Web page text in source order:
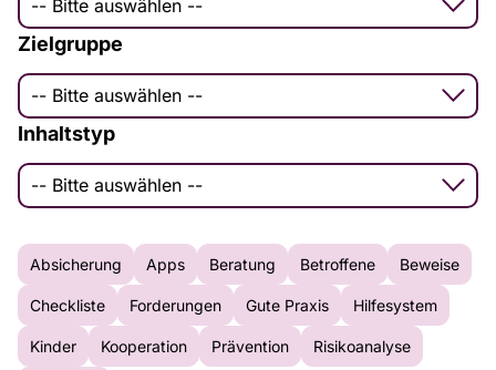
-- Bitte auswählen --
Zielgruppe
-- Bitte auswählen --
Inhaltstyp
-- Bitte auswählen --
Absicherung Apps Beratung Betroffene Beweise
Checkliste Forderungen Gute Praxis Hilfesystem
Kinder Kooperation Prävention Risikoanalyse